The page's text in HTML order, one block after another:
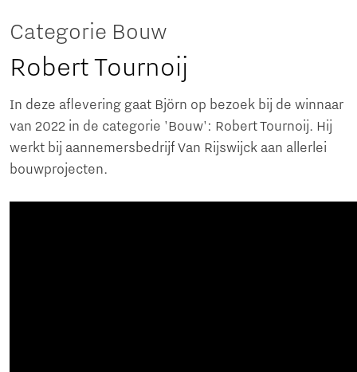
Categorie Bouw
Robert Tournoij
In deze aflevering gaat Björn op bezoek bij de winnaar
van 2022 in de categorie 'Bouw': Robert Tournoij. Hij
werkt bij aannemersbedrijf Van Rijswijck aan allerlei
bouwprojecten.